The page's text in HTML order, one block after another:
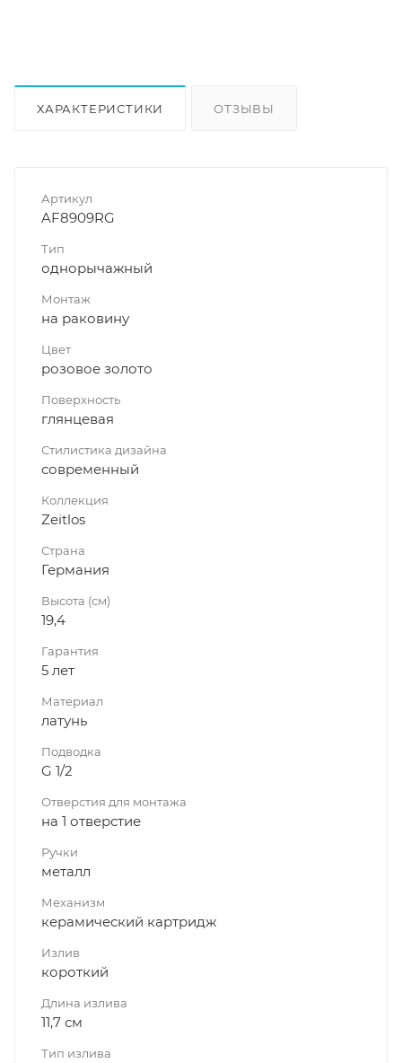
ХАРАКТЕРИСТИКИ ОТЗЫВЫ
Артикул
AF8909RG
Тип
однорычажный
Монтаж
на раковину
Цвет
розовое золото
Поверхность
глянцевая
Стилистика дизайна
современный
Коллекция
Zeitlos
Страна
Германия
Высота (см)
19,4
Гарантия
5 лет
Материал
латунь
Подводка
G 1/2
Отверстия для монтажа
на 1 отверстие
Ручки
металл
Механизм
керамический картридж
Излив
короткий
Длина излива
11,7 см
Тип излива